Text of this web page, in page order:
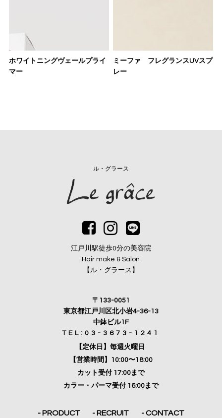
ホワイトニングヴェールプライ
マー
ミーファ フレグランスUVスプ
レー
ル・グラース
江戸川駅徒歩0分の美容院
Hair make & Salon
【ル・グラース】
〒133-0051
東京都江戸川区北小岩4-36-13
中鉢ビル1F
TEL:03-3673-1241
【定休日】毎週火曜日
【営業時間】10:00〜18:00
カット受付 17:00まで
カラー・パーマ受付 16:00まで
- PRODUCT - RECRUIT - CONTACT